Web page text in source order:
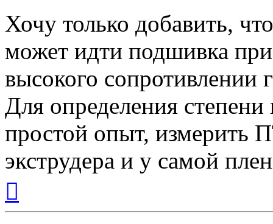
Хочу только добавить,
может идти подшивка при
высокого сопротивлении
Для определения
простой опыт, измерить
экструдера и у самой
началу